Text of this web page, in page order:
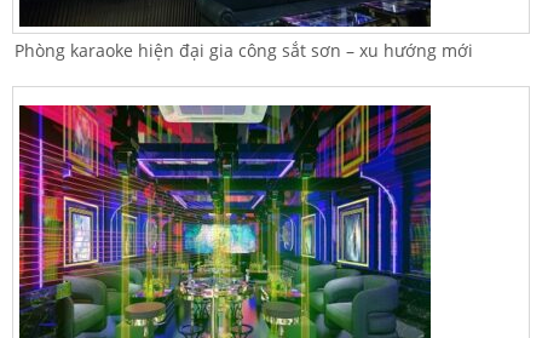
Phòng karaoke hiện đại gia công sắt sơn – xu hướng mới